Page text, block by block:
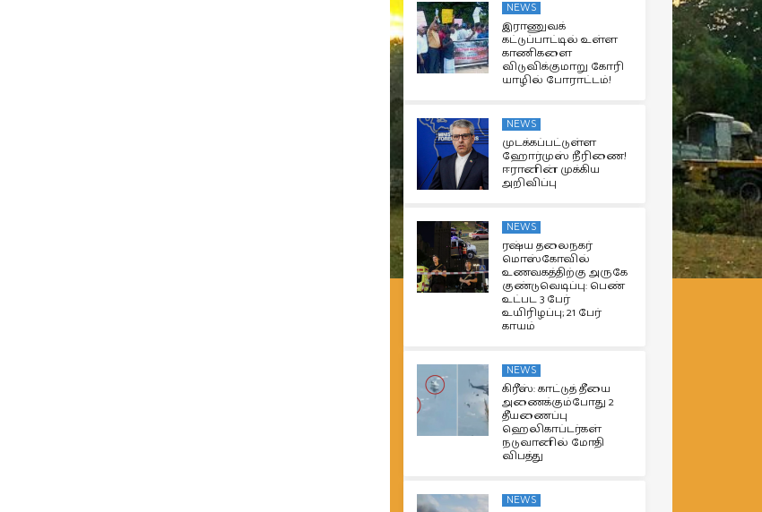
NEWS
இராணுவக்
கட்டுப்பாட்டில் உள்ள
காணிகளை
விடுவிக்குமாறு கோரி
யாழில் போராட்டம்!
NEWS
முடக்கப்பட்டுள்ள
ஹோர்முஸ் நீரிணை!
ஈரானின் முக்கிய
அறிவிப்பு
NEWS
ரஷ்ய தலைநகர்
மொஸ்கோவில்
உணவகத்திற்கு அருகே
குண்டுவெடிப்பு: பெண்
உட்பட 3 பேர்
உயிரிழப்பு; 21 பேர்
காயம்
NEWS
கிரீஸ்: காட்டுத் தீயை
அணைக்கும்போது 2
தீயணைப்பு
ஹெலிகாப்டர்கள்
நடுவானில் மோதி
விபத்து
NEWS